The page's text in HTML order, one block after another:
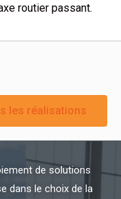
routier passant.
les réalisations
de solutions
dans le choix de la